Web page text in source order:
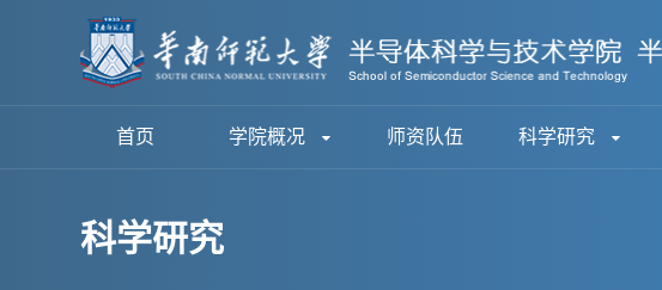
首页 学院概况 师资队伍 科学研究
科学研究